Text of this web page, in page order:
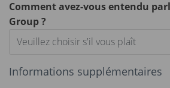
Comment avez-vous entendu
Group ?
Veuillez choisir s'il vous plaît
Informations supplémentaires